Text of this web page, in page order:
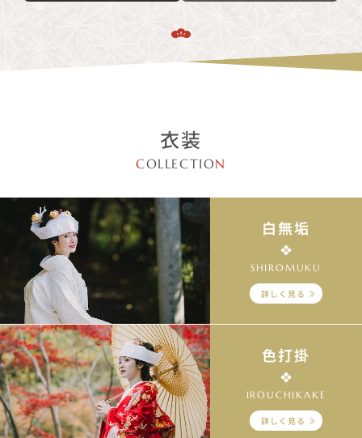
衣装
COLLECTION
白無垢
SHIROMUKU
詳しく見る
色打掛
IROUCHIKAKE
詳しく見る